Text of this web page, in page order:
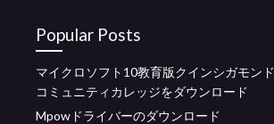
Popular Posts
マイクロソフト10教育版クインシガモンド
コミュニティカレッジをダウンロード
Mpowドライバーのダウンロード